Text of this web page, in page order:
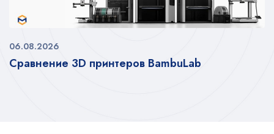
Сравнение 3D принтеров BambuLab
06.08.2026